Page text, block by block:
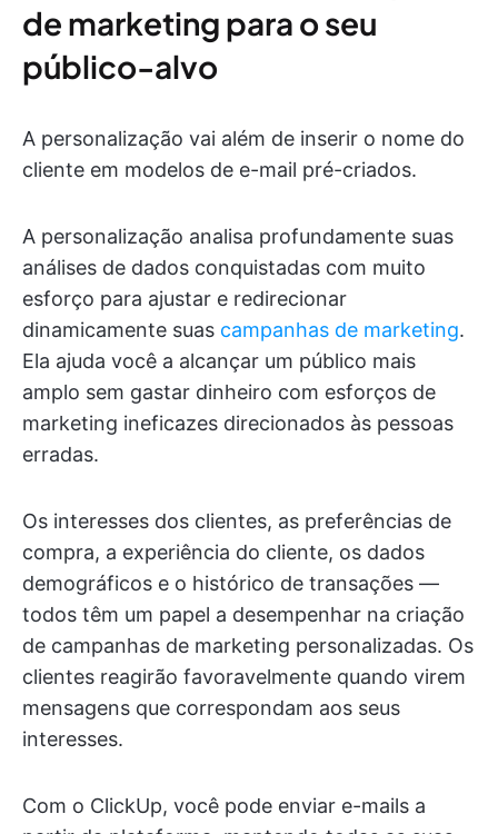
de marketing para o seu
público-alvo
A personalização vai além de inserir o nome do
cliente em modelos de e-mail pré-criados.
A personalização analisa profundamente suas
análises de dados conquistadas com muito
esforço para ajustar e redirecionar
dinamicamente suas campanhas de marketing.
Ela ajuda você a alcançar um público mais
amplo sem gastar dinheiro com esforços de
marketing ineficazes direcionados às pessoas
erradas.
Os interesses dos clientes, as preferências de
compra, a experiência do cliente, os dados
demográficos e o histórico de transações —
todos têm um papel a desempenhar na criação
de campanhas de marketing personalizadas. Os
clientes reagirão favoravelmente quando virem
mensagens que correspondam aos seus
interesses.
Com o ClickUp, você pode enviar e-mails a